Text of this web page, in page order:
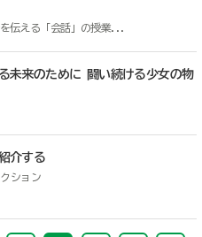
伝える「会話」の授業...
未来のために 闘い続ける少女の物
介する
ション